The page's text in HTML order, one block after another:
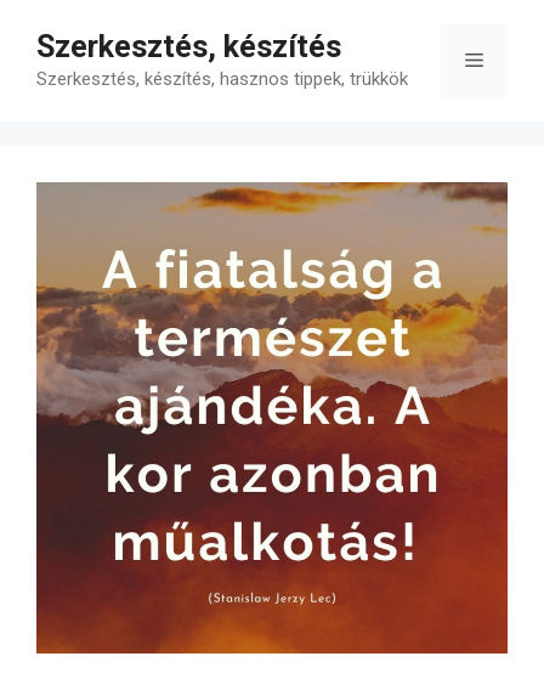
tartalomba
Szerkesztés, készítés
Szerkesztés, készítés, hasznos tippek, trükkök
Menü